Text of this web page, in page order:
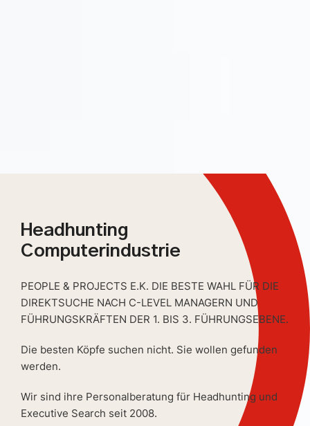
Headhunting
Computerindustrie
PEOPLE & PROJECTS E.K. DIE BESTE WAHL FÜR DIE
DIREKTSUCHE NACH C-LEVEL MANAGERN UND
FÜHRUNGSKRÄFTEN DER 1. BIS 3. FÜHRUNGSEBENE.
Die besten Köpfe suchen nicht. Sie wollen gefunden
werden.
Wir sind ihre Personalberatung für Headhunting und
Executive Search seit 2008.